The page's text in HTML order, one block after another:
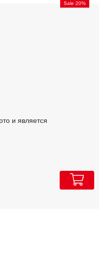
Sale 20%
и является